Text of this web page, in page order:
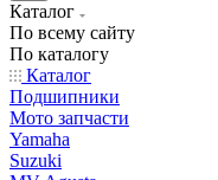
Каталог
По всему сайту
По каталогу
Каталог
Подшипники
Мото запчасти
Yamaha
Suzuki